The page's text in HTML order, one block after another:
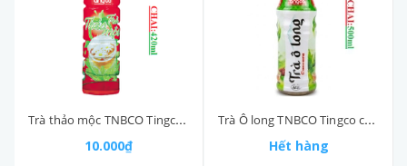
Trà thảo mộc TNBCO Tingco chai (400-:-500)ml
10.000₫
Trà Ô long TNBCO Tingco chai (400-:-500)ml
Hết hàng